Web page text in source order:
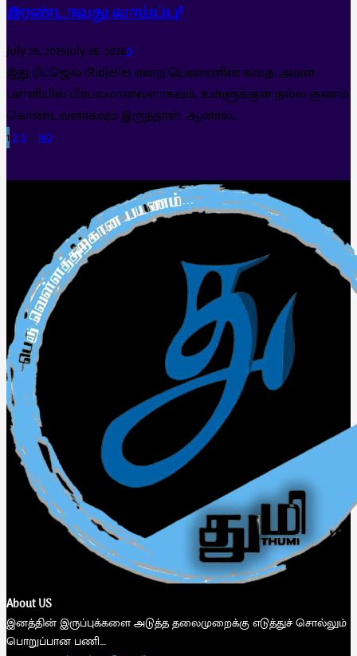
இரண்டாவது வாய்ப்பு!
July 26, 2026July 26, 20260
இது ரிட்ஜெல் (Ridjelle) என்ற பெண்ணின் கதை. அவள்
பள்ளியில் பிரபலமானவளாகவும், உள்ளுக்குள் நல்ல குணம்
கொண்டவளாகவும் இருந்தாள்; ஆனால்,...
123…160
About US
இனத்தின் இருப்புக்களை அடுத்த தலைமுறைக்கு எடுத்துச் சொல்லும்
பொறுப்பான பணி....